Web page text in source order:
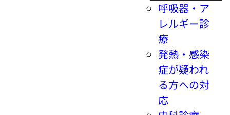
呼吸器・ア
レルギー診
療
発熱・感染
症が疑われ
る方への対
応